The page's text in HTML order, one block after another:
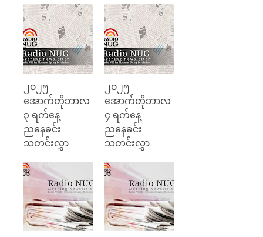
၂၀၂၅
အောက်တိုဘာလ
၃ ရက်နေ့
ညနေခင်း
သတင်းလွှာ
၂၀၂၅
အောက်တိုဘာလ
၄ ရက်နေ့
ညနေခင်း
သတင်းလွှာ